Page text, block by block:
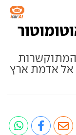
המתוקשרות
אל אדמת ארץ